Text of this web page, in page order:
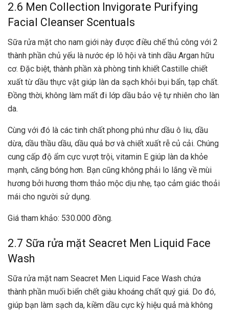
2.6 Men Collection Invigorate Purifying
Facial Cleanser Scentuals
Sữa rửa mặt cho nam giới này được điều chế thủ công với 2
thành phần chủ yếu là nước ép lô hội và tinh dầu Argan hữu
cơ. Đặc biệt, thành phần xà phòng tinh khiết Castille chiết
xuất từ dầu thực vật giúp làn da sạch khỏi bụi bẩn, tạp chất.
Đồng thời, không làm mất đi lớp dầu bảo vệ tự nhiên cho làn
da.
Cùng với đó là các tinh chất phong phú như dầu ô liu, dầu
dừa, dầu thầu dầu, dầu quả bơ và chiết xuất rễ củ cải. Chúng
cung cấp độ ẩm cực vượt trội, vitamin E giúp làn da khỏe
mạnh, căng bóng hơn. Bạn cũng không phải lo lắng về mùi
hương bởi hương thơm thảo mộc dịu nhẹ, tạo cảm giác thoải
mái cho người sử dụng.
Giá tham khảo: 530.000 đồng.
2.7 Sữa rửa mặt Seacret Men Liquid Face
Wash
Sữa rửa mặt nam Seacret Men Liquid Face Wash chứa
thành phần muối biển chết giàu khoáng chất quý giá. Do đó,
giúp bạn làm sạch da, kiềm dầu cực kỳ hiệu quả mà không